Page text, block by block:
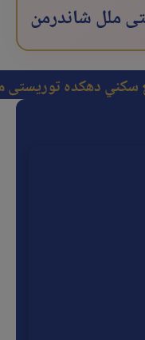
ملل شاندرمن
دهکده توریستی